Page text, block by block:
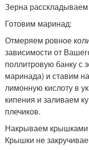
Зерна
Готовим маринад:
Отмеряем ровное
зависимости от
поллитровую банку с
маринада) и ставим
лимонную кислоту в
кипения и заливаем
плечиков.
Накрываем крышками
Крышки не